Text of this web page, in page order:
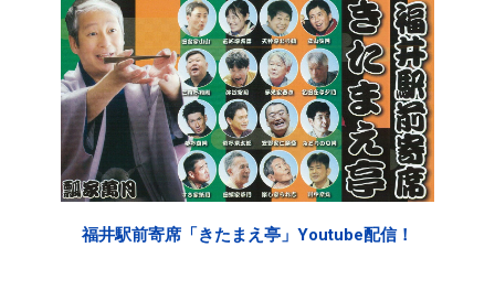
福井駅前寄席「きたまえ亭」Youtube配信！